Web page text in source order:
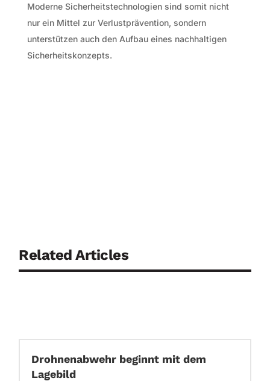
Moderne Sicherheitstechnologien sind somit nicht
nur ein Mittel zur Verlustprävention, sondern
unterstützen auch den Aufbau eines nachhaltigen
Sicherheitskonzepts.
Related Articles
Drohnenabwehr beginnt mit dem
Lagebild